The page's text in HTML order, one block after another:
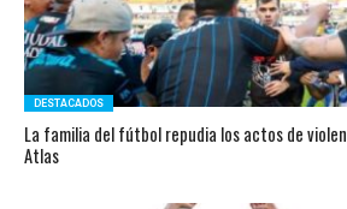
DESTACADOS
La familia del fútbol repudia los actos de
Atlas